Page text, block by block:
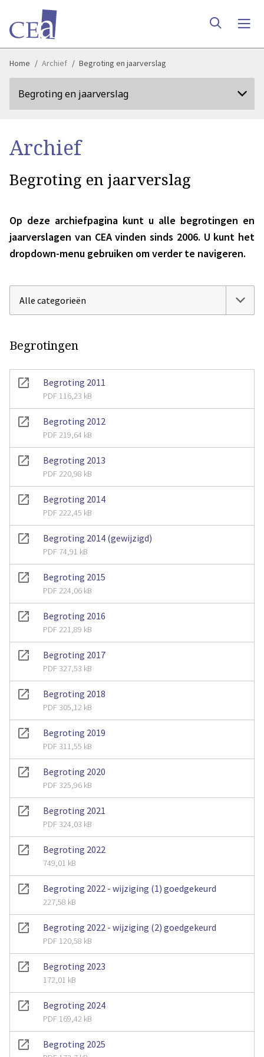
Home Archief Begroting en jaarverslag
Begroting en jaarverslag
Archief
Begroting en jaarverslag
Op deze archiefpagina kunt u alle begrotingen en
jaarverslagen van CEA vinden sinds 2006. U kunt het
dropdown-menu gebruiken om verder te navigeren.
Begrotingen
Begroting 2011
PDF 116,23 kB
Begroting 2012
PDF 219,64 kB
Begroting 2013
PDF 220,98 kB
Begroting 2014
PDF 222,45 kB
Begroting 2014 (gewijzigd)
PDF 74,91 kB
Begroting 2015
PDF 224,06 kB
Begroting 2016
PDF 221,89 kB
Begroting 2017
PDF 327,53 kB
Begroting 2018
PDF 305,12 kB
Begroting 2019
PDF 311,55 kB
Begroting 2020
PDF 325,96 kB
Begroting 2021
PDF 324,03 kB
Begroting 2022
749,01 kB
Begroting 2022 - wijziging (1) goedgekeurd
227,58 kB
Begroting 2022 - wijziging (2) goedgekeurd
PDF 120,58 kB
Begroting 2023
172,01 kB
Begroting 2024
PDF 169,42 kB
Begroting 2025